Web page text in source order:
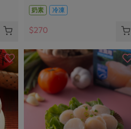
奶素
冷凍
$270